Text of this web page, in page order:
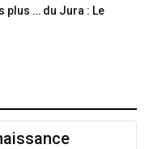
plus … du Jura : Le